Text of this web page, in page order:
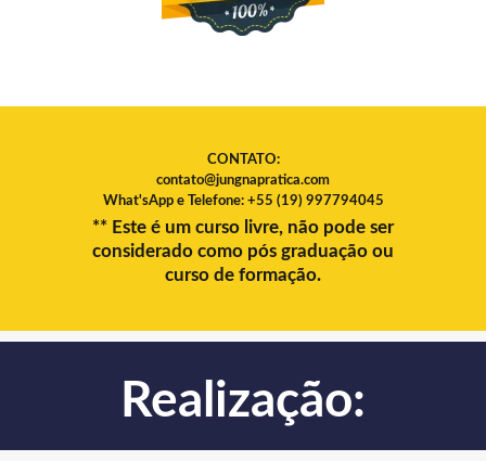
CONTATO:
contato@jungnapratica.com
What'sApp e Telefone: +55 (19) 997794045
** Este é um curso livre, não pode ser
considerado como pós graduação ou
curso de formação.
Realização: